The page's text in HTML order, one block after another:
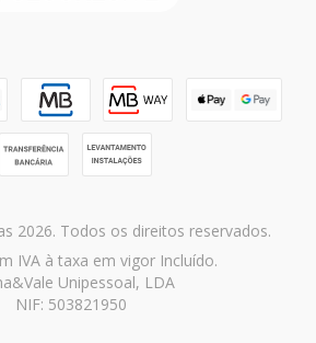
2026. Todos os direitos reservados.
IVA à taxa em vigor Incluído.
Unipessoal, LDA
NIF: 503821950